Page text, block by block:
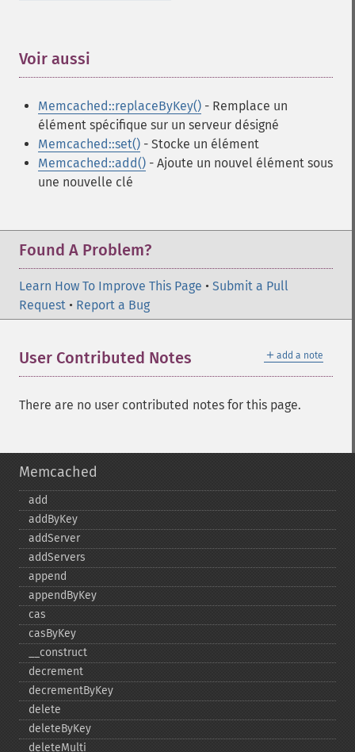
Voir aussi
Memcached::replaceByKey() - Remplace un
élément spécifique sur un serveur désigné
Memcached::set() - Stocke un élément
Memcached::add() - Ajoute un nouvel élément sous
une nouvelle clé
Found A Problem?
Learn How To Improve This Page • Submit a Pull
Request • Report a Bug
＋ add a note
User Contributed Notes
There are no user contributed notes for this page.
Memcached
add
addByKey
addServer
addServers
append
appendByKey
cas
casByKey
_​_​construct
decrement
decrementByKey
delete
deleteByKey
deleteMulti